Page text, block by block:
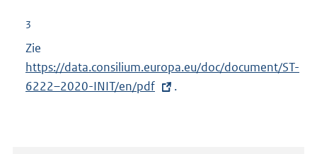
l
i
3
Zie
x
t
https://data.consilium.europa.eu/doc/document/ST-
6222–2020-INIT/en/pdf
.